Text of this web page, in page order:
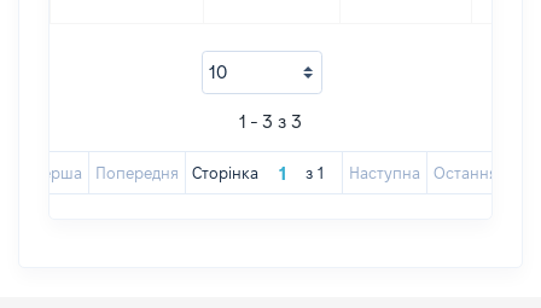
1 - 3 з 3
Перша Попередня Сторінка з 1 Наступна Остання